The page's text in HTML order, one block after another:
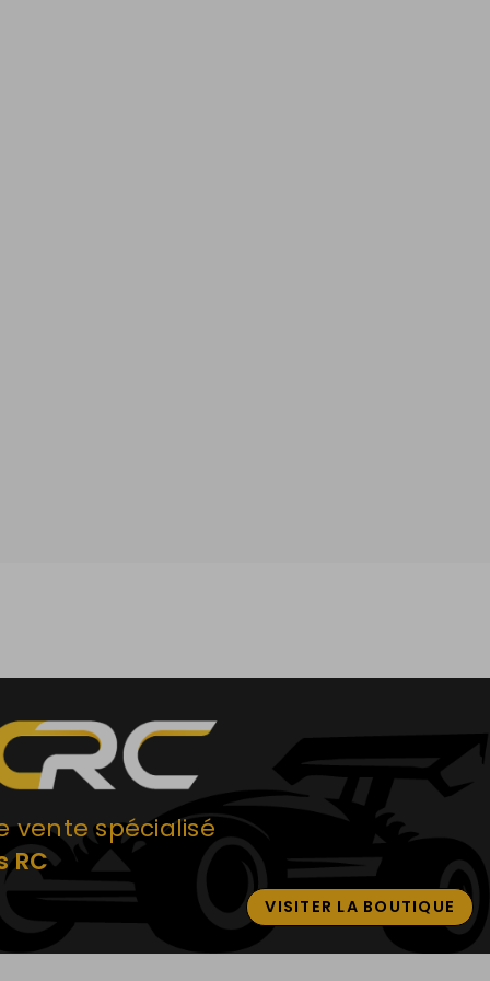
vente spécialisé
RC
VISITER LA BOUTIQUE